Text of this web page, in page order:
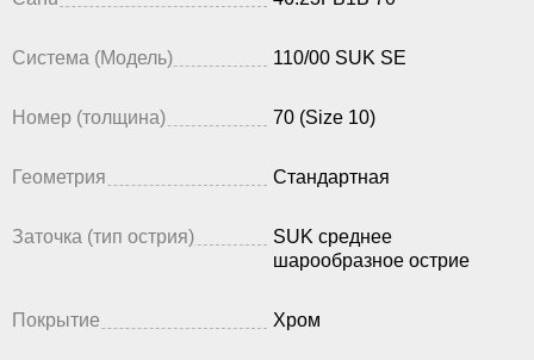
Система (Модель) 110/00 SUK SE
Номер (толщина) 70 (Size 10)
Геометрия Стандартная
Заточка (тип острия)
SUK среднее
шарообразное острие
Покрытие Хром